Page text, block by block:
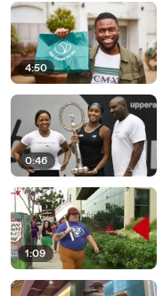
4:50
0:46
1:09